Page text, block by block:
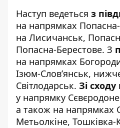
Наступ ведеться з
на напрямках
на Лисичанськ,
Попасна-Берестове. З
на напрямках
Ізюм-Словʼянськ,
Світлодарськ. Зі сходу
у напрямку
а також на напрямках
Метьолкіне,